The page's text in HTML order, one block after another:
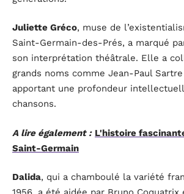
Juliette Gréco, muse de
Saint-Germain-des-Prés, a marqué
son interprétation théâtrale. Elle a
grands noms comme Jean-Paul
apportant une profondeur
chansons.
A lire également : L'histoire
Saint-Germain
Dalida, qui a chamboulé la variété